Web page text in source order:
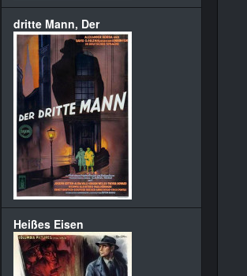
dritte Mann, Der
Heißes Eisen